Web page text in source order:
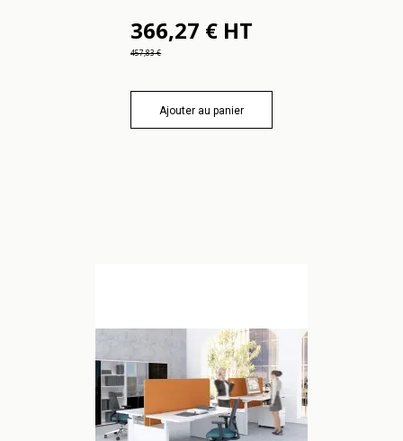
366,27 € HT
457,83 €
Ajouter au panier